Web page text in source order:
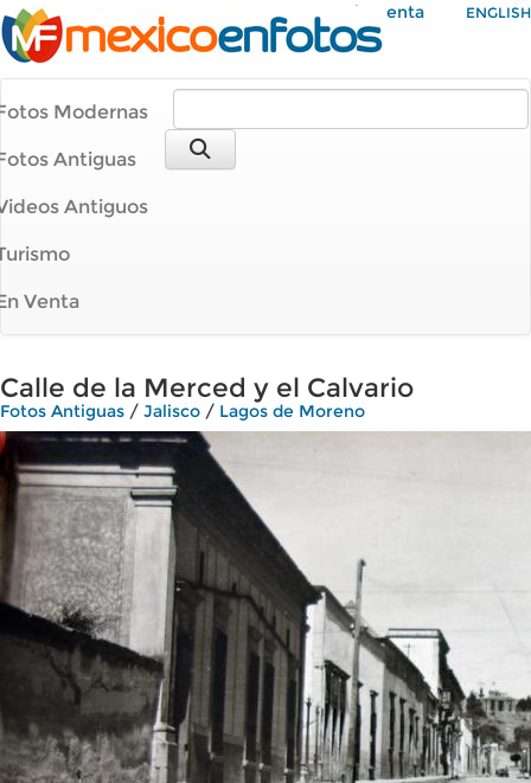
Mi Cuenta ENGLISH
Modernas
Antiguas
Antiguos
Venta
Calle de la Merced y el Calvario
Fotos Antiguas / Jalisco / Lagos de Moreno